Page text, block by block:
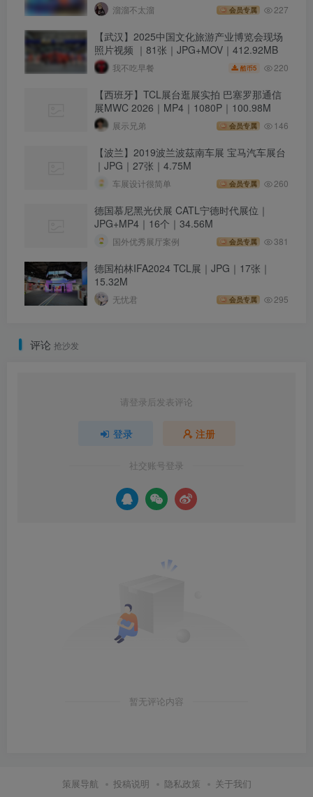
溜溜不太溜 会员专属 227
【武汉】2025中国文化旅游产业博览会现场
照片视频 ｜81张｜JPG+MOV｜412.92MB
我不吃早餐 酷币5 220
【西班牙】TCL展台逛展实拍 巴塞罗那通信
展MWC 2026｜MP4｜1080P｜100.98M
展示兄弟 会员专属 146
【波兰】2019波兰波茲南车展 宝马汽车展台
｜JPG｜27张｜4.75M
车展设计很简单 会员专属 260
德国慕尼黑光伏展 CATL宁德时代展位｜
JPG+MP4｜16个｜34.56M
国外优秀展厅案例 会员专属 381
德国柏林IFA2024 TCL展｜JPG｜17张｜
15.32M
无忧君 会员专属 295
评论 抢沙发
请登录后发表评论
登录 注册
社交账号登录
暂无评论内容
策展导航 投稿说明 隐私政策 关于我们